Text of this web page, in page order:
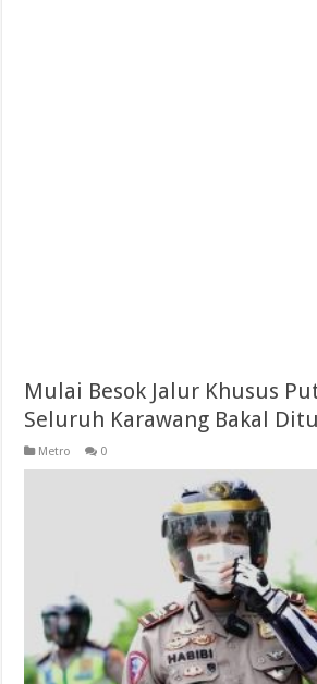
Mulai Besok Jalur Khusus
Seluruh Karawang Bakal
Metro 0